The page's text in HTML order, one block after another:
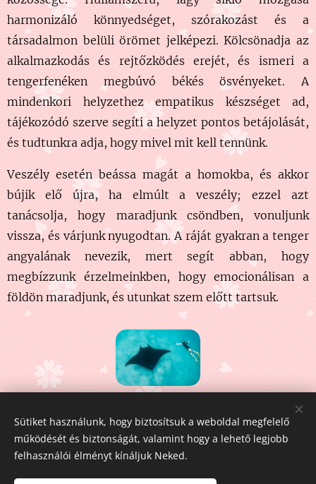
harmonizáló könnyedséget, szórakozást és a
társadalmon belüli örömet jelképezi. Kölcsönadja az
alkalmazkodás és rejtőzködés erejét, és ismeri a
tengerfenéken megbúvó békés ösvényeket. A
mindenkori helyzethez empatikus készséget ad,
tájékozódó szerve segíti a helyzet pontos betájolását,
és tudtunkra adja, hogy mivel mit kell tennünk.
Veszély esetén beássa magát a homokba, és akkor
bújik elő újra, ha elmúlt a veszély; ezzel azt
tanácsolja, hogy maradjunk csöndben, vonuljunk
vissza, és várjunk nyugodtan. A ráját gyakran a tenger
angyalának nevezik, mert segít abban, hogy
megbízzunk érzelmeinkben, hogy emocionálisan a
földön maradjunk, és utunkat szem előtt tartsuk.
Share
Sütiket használunk, hogy biztosítsuk a weboldal megfelelő
működését és biztonságát, valamint hogy a lehető legjobb
felhasználói élményt kínáljuk Neked.